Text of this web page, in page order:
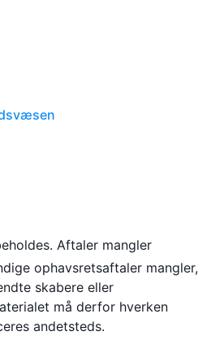
Aftaler mangler
ophavsretsaftaler mangler,
skabere eller
må derfor hverken
andetsteds.